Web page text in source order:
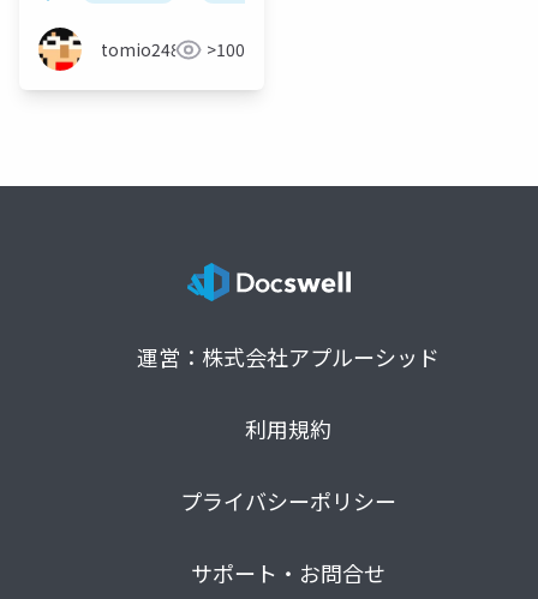
tomio2480 >100
運営：株式会社アプルーシッド
利用規約
プライバシーポリシー
サポート・お問合せ